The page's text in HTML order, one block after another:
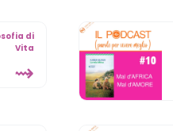
di
Vita
⇝